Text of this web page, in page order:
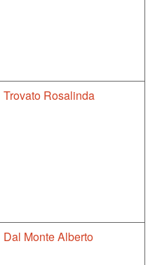
Trovato Rosalinda
Dal Monte Alberto